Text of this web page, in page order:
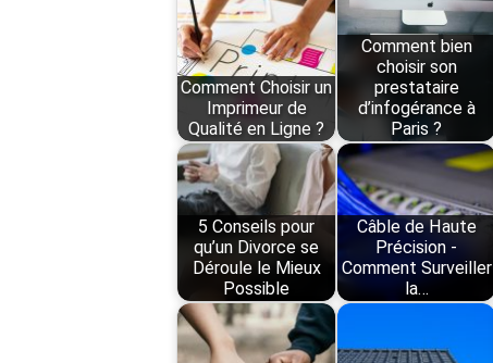
Comment Choisir un
Imprimeur de
Qualité en Ligne ?
Comment bien
choisir son
prestataire
d’infogérance à
Paris ?
5 Conseils pour
qu’un Divorce se
Déroule le Mieux
Possible
Câble de Haute
Précision -
Comment Surveiller
la…